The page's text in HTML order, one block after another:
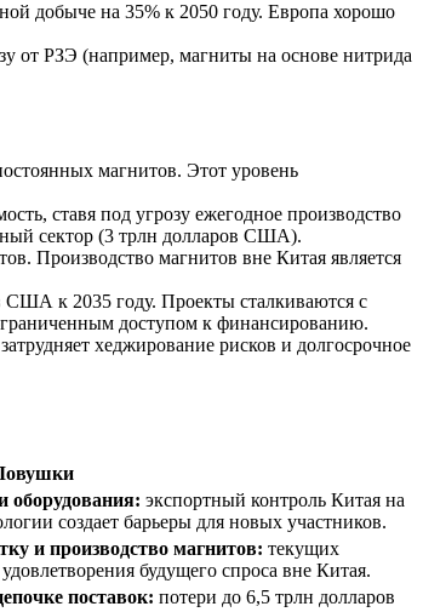
добыче на 35% к 2050 году. Европа хорошо
от РЗЭ (например, магниты на основе нитрида
магнитов. Этот уровень
ставя под угрозу ежегодное производство
сектор (3 трлн долларов США).
Производство магнитов вне Китая является
США к 2035 году. Проекты сталкиваются с
доступом к финансированию.
хеджирование рисков и долгосрочное
оборудования: экспортный контроль Китая на
создает барьеры для новых участников.
и производство магнитов: текущих
будущего спроса вне Китая.
поставок: потери до 6,5 трлн долларов